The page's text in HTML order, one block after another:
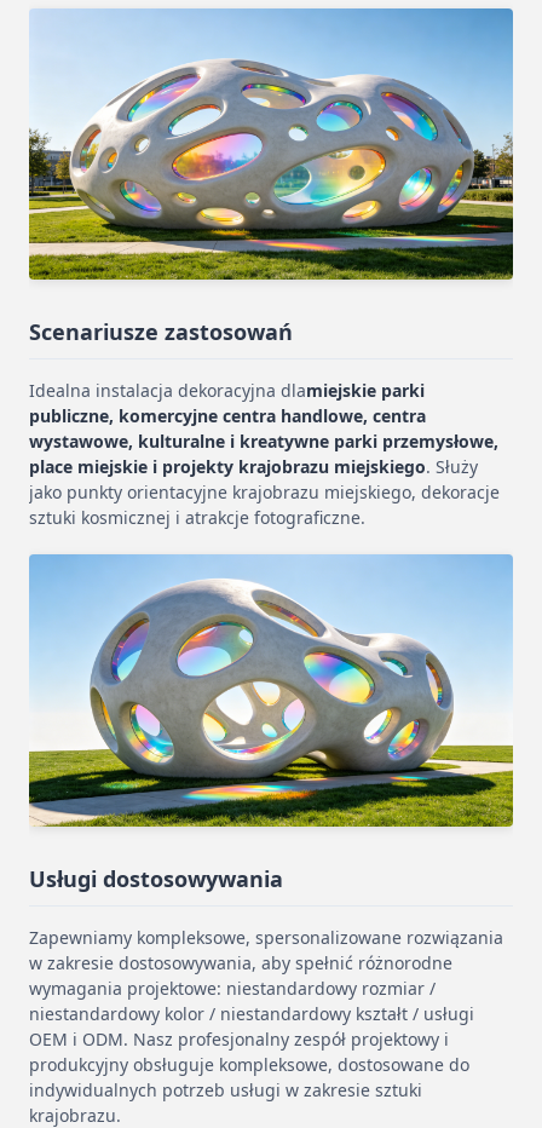
Scenariusze zastosowań
Idealna instalacja dekoracyjna dlamiejskie parki
publiczne, komercyjne centra handlowe, centra
wystawowe, kulturalne i kreatywne parki przemysłowe,
place miejskie i projekty krajobrazu miejskiego. Służy
jako punkty orientacyjne krajobrazu miejskiego, dekoracje
sztuki kosmicznej i atrakcje fotograficzne.
Usługi dostosowywania
Zapewniamy kompleksowe, spersonalizowane rozwiązania
w zakresie dostosowywania, aby spełnić różnorodne
wymagania projektowe: niestandardowy rozmiar /
niestandardowy kolor / niestandardowy kształt / usługi
OEM i ODM. Nasz profesjonalny zespół projektowy i
produkcyjny obsługuje kompleksowe, dostosowane do
indywidualnych potrzeb usługi w zakresie sztuki
krajobrazu.